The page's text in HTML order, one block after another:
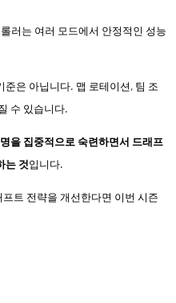
러는 여러 모드에서 안정적인 성능
은 아닙니다. 맵 로테이션, 팀 조
수 있습니다.
을 집중적으로 숙련하면서 드래프
는 것입니다.
트 전략을 개선한다면 이번 시즌